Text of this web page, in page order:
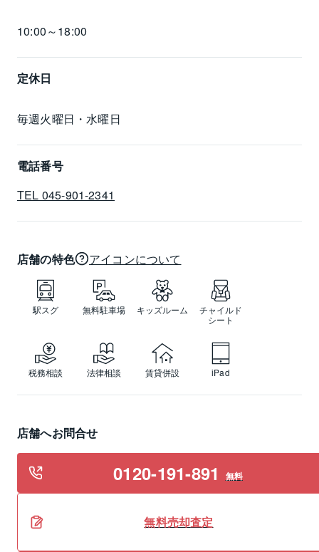
10:00～18:00
定休日
毎週火曜日・水曜日
電話番号
TEL 045-901-2341
店舗の特色 アイコンについて
駅スグ 無料駐車場 キッズルーム
チャイルド
シート
税務相談 法律相談 賃貸併設 iPad
店舗へお問合せ
0120-191-891 無料
無料売却査定